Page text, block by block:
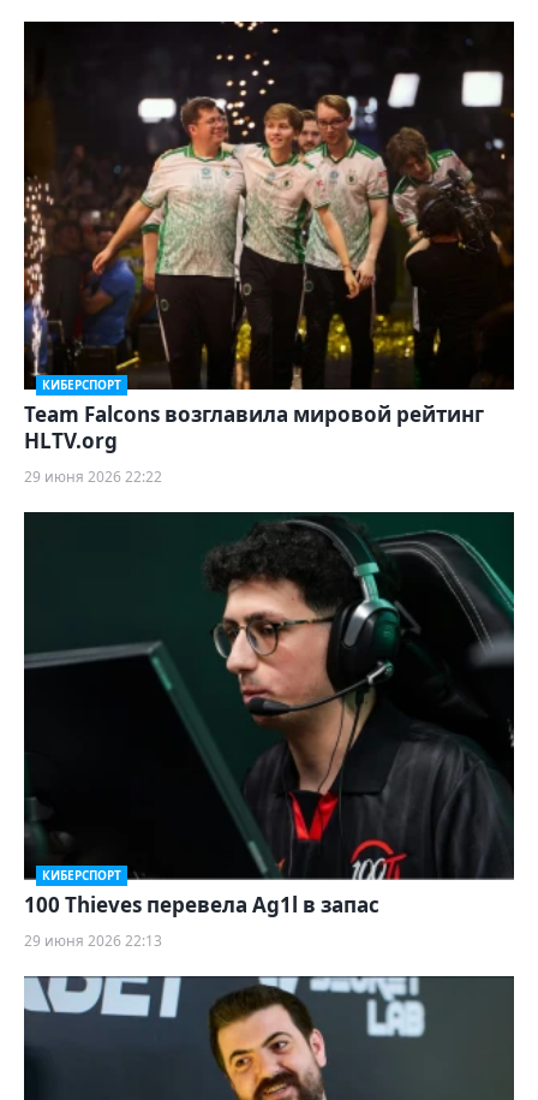
КИБЕРСПОРТ
Team Falcons возглавила мировой рейтинг
HLTV.org
29 июня 2026 22:22
КИБЕРСПОРТ
100 Thieves перевела Ag1l в запас
29 июня 2026 22:13